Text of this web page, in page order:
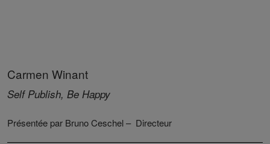
Carmen Winant
Self Publish, Be Happy
Présentée par Bruno Ceschel – Directeur